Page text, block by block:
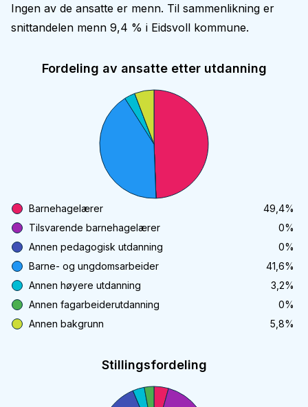
Ingen av de ansatte er menn. Til sammenlikning er
snittandelen menn 9,4 % i Eidsvoll kommune.
Fordeling av ansatte etter utdanning
Barnehagelærer 49,4%
Tilsvarende barnehagelærer
0%
Annen pedagogisk utdanning
0%
Barne- og ungdomsarbeider
41,6%
Annen høyere utdanning
3,2%
Annen fagarbeiderutdanning
0%
Annen bakgrunn
5,8%
Stillingsfordeling